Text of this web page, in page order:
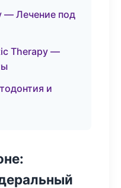
— Лечение под
Therapy —
и